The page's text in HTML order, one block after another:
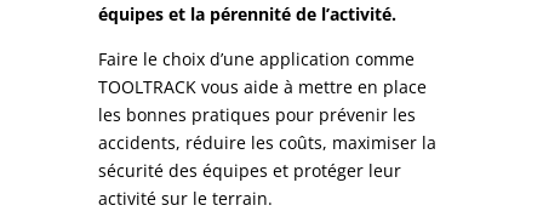
équipes et la pérennité de l’activité.
Faire le choix d’une application comme
TOOLTRACK vous aide à mettre en place
les bonnes pratiques pour prévenir les
accidents, réduire les coûts, maximiser la
sécurité des équipes et protéger leur
activité sur le terrain.